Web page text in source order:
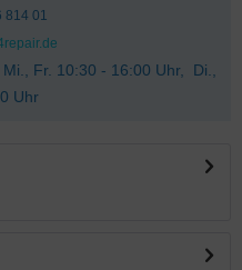
814 01
Fr. 10:30 - 16:00 Uhr, Di.,
Uhr